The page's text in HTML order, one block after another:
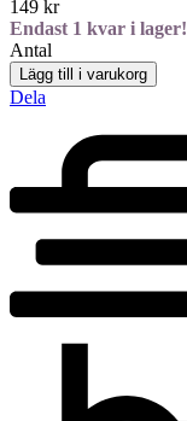
149 kr
Endast 1 kvar i lager!
Antal
Lägg till i varukorg
Dela